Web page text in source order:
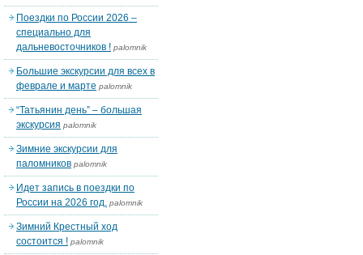
Поездки по России 2026 –
специально для
дальневосточников ! palomnik
Большие экскурсии для всех в
феврале и марте palomnik
“Татьянин день” – большая
экскурсия palomnik
Зимние экскурсии для
паломников palomnik
Идет запись в поездки по
России на 2026 год. palomnik
Зимний Крестный ход
состоится ! palomnik